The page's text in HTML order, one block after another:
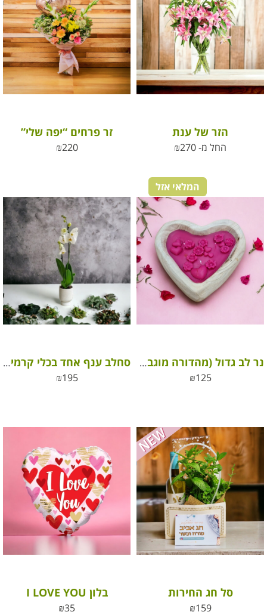
הזר של ענת
החל מ- ₪270
זר פרחים “יפה שלי”
₪220
המלאי אזל
נר לב גדול (מהדורה מוגבלת ליום האהבה)
₪125
סחלב ענף אחד בכלי קרמיקה מהודר ואלגנטי
₪195
סל חג החירות
₪159
בלון I LOVE YOU
₪35